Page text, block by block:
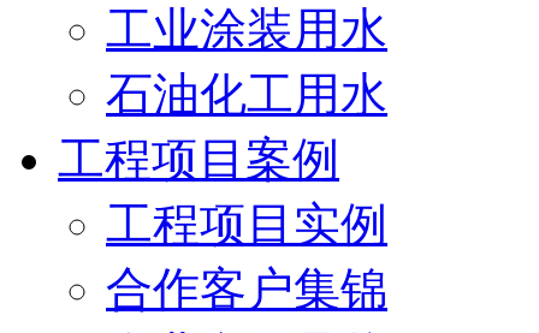
工业涂装用水
石油化工用水
工程项目案例
工程项目实例
合作客户集锦